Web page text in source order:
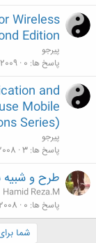
Wireless
Edition
پیرجو
پاسخ ها 0
and
Mobile
Series)
پیرجو
پاسخ ها 3
طرح و شبیه
Hamid Reza.M
پاسخ ها 0
شما